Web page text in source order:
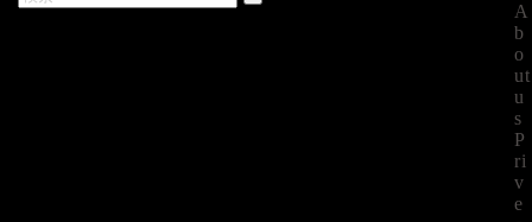
A
b
o
ut
u
s
P
ri
v
e